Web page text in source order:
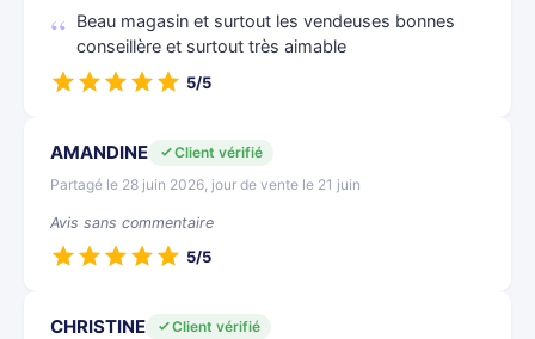
Beau magasin et surtout les vendeuses bonnes
conseillère et surtout très aimable
5/5
AMANDINE
Client vérifié
Partagé le 28 juin 2026, jour de vente le 21 juin
Avis sans commentaire
5/5
CHRISTINE
Client vérifié